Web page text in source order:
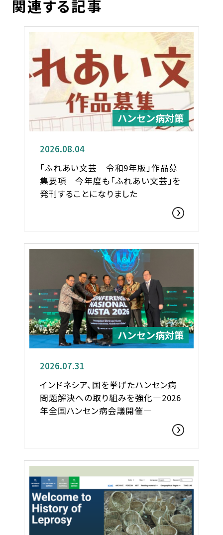
関連する記事
ハンセン病対策
2026.08.04
「ふれあい文芸 令和9年版」作品募
集要項 今年度も「ふれあい文芸」を
発刊することになりました
ハンセン病対策
2026.07.31
インドネシア、国を挙げたハンセン病
問題解決への取り組みを強化―2026
年全国ハンセン病会議開催―